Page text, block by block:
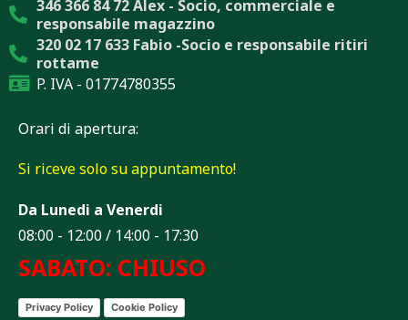
346 366 84 72 Alex - Socio, commerciale e
responsabile magazzino
320 02 17 633 Fabio -Socio e responsabile ritiri
rottame
P. IVA - 01774780355
Orari di apertura:
Si riceve solo su appuntamento!
Da Lunedi a Venerdi
08:00 - 12:00 / 14:00 - 17:30
SABATO: CHIUSO
Privacy Policy Cookie Policy